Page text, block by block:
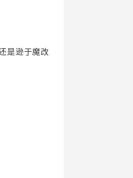
是逊于魔改